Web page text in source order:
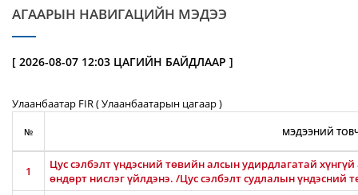
АГААРЫН НАВИГАЦИЙН МЭДЭЭ
[ 2026-08-07 12:03 ЦАГИЙН БАЙДЛААР ]
Улаанбаатар FIR ( Улаанбаатарын цагаар )
№ МЭДЭЭНИЙ
1
Цус сэлбэлт үндэсний төвийн алсын удирдлагатай
өндөрт нислэг үйлдэнэ. /Цус сэлбэлт судлалын үндэсний